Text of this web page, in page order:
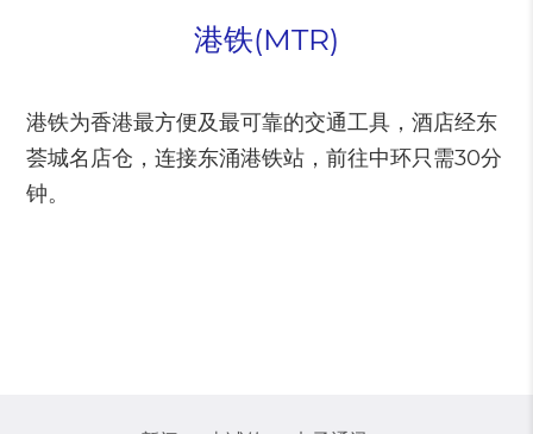
港铁(MTR)
港铁为香港最方便及最可靠的交通工具，酒店经东
荟城名店仓，连接东涌港铁站，前往中环只需30分
钟。